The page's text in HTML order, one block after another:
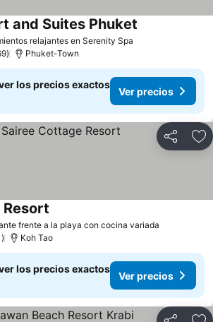
relajantes en Serenity Spa
and Suites Phuket
Phuket-Town
los precios exactos
Ver precios
Compartir
frente a la playa con cocina variada
Koh Tao
los precios exactos
Ver precios